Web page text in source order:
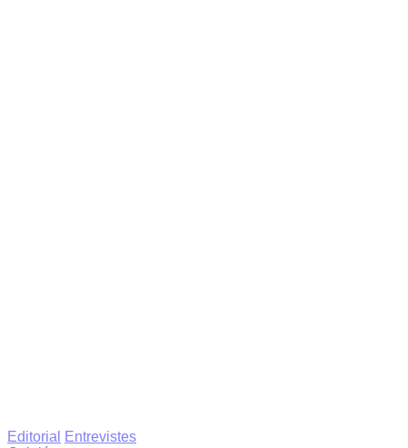
Editorial
Entrevistes